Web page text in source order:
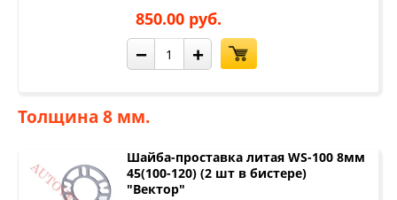
850.00 руб.
− +
Толщина 8 мм.
Шайба-проставка литая WS-100 8мм
45(100-120) (2 шт в бистере)
"Вектор"